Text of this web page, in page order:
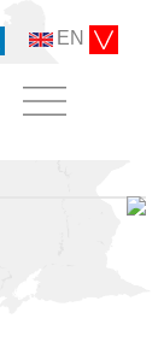
EN